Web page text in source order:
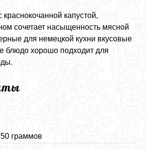
краснокочанной капустой,
сочетает насыщенность мясной
для немецкой кухни вкусовые
блюдо хорошо подходит для
граммов